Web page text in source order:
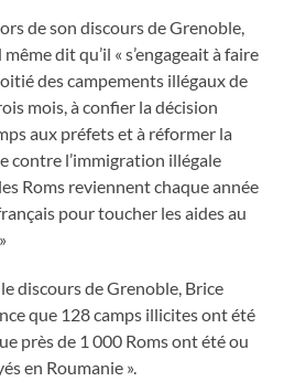
de son discours de Grenoble,
dit qu’il « s’engageait à faire
des campements illégaux de
mois, à confier la décision
aux préfets et à réformer la
contre l’immigration illégale
Roms reviennent chaque année
pour toucher les aides au
discours de Grenoble, Brice
que 128 camps illicites ont été
près de 1 000 Roms ont été ou
en Roumanie ».